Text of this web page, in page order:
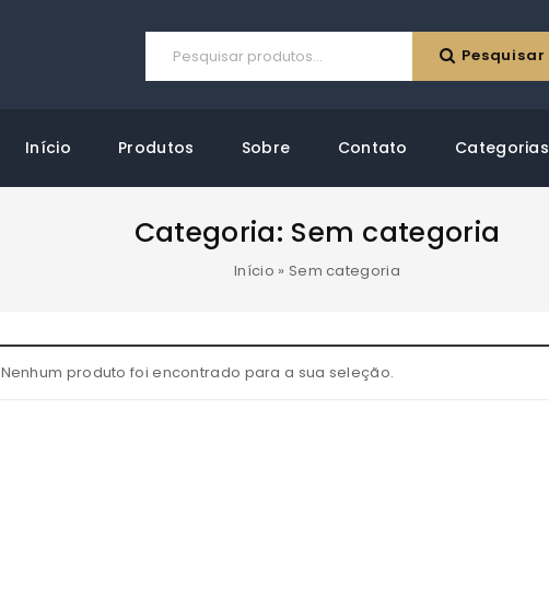
Pesquisar
Início Produtos Sobre Contato Categorias
Categoria: Sem categoria
Início » Sem categoria
Nenhum produto foi encontrado para a sua seleção.